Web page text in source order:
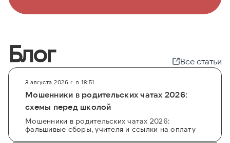
Блог Все статьи
3 августа 2026 г. в 18:51
Мошенники в родительских чатах 2026:
схемы перед школой
Мошенники в родительских чатах 2026:
фальшивые сборы, учителя и ссылки на оплату